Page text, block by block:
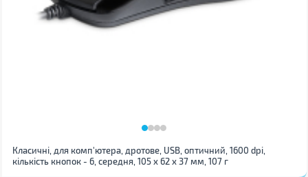
Класичні, для комп'ютера, дротове, USB, оптичний, 1600 dpi,
кількість кнопок - 6, середня, 105 х 62 х 37 мм, 107 г